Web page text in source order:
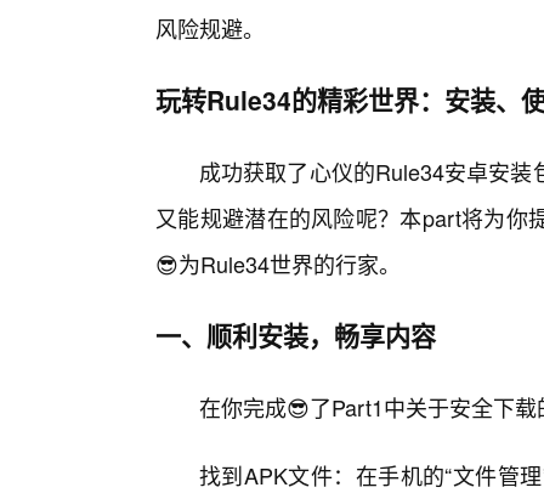
风险规避。
玩转Rule34的精彩世界：安装、
成功获取了心仪的Rule34安卓安
又能规避潜在的风险呢？本part将为你
😎为Rule34世界的行家。
一、顺利安装，畅享内容
在你完成😎了Part1中关于安全下
找到APK文件：在手机的“文件管